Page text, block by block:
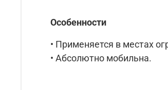
Особенности
• Применяется в местах
• Абсолютно мобильна.